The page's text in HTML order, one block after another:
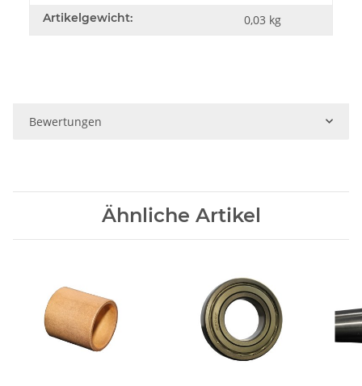
Artikelgewicht: 0,03 kg
Bewertungen
Ähnliche Artikel